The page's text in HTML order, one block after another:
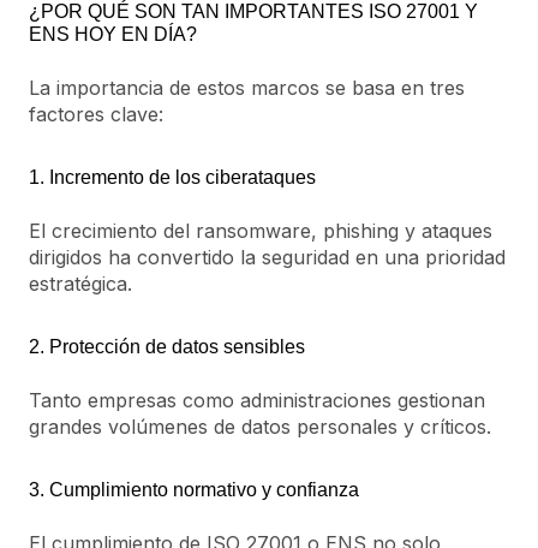
¿POR QUÉ SON TAN IMPORTANTES ISO 27001 Y
ENS HOY EN DÍA?
La importancia de estos marcos se basa en tres
factores clave:
1. Incremento de los ciberataques
El crecimiento del ransomware, phishing y ataques
dirigidos ha convertido la seguridad en una prioridad
estratégica.
2. Protección de datos sensibles
Tanto empresas como administraciones gestionan
grandes volúmenes de datos personales y críticos.
3. Cumplimiento normativo y confianza